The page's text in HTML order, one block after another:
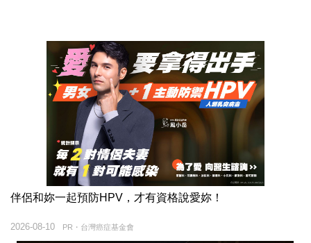
伴侶和妳一起預防HPV，才有資格說愛妳！
PR・台灣癌症基金會
2026-08-10